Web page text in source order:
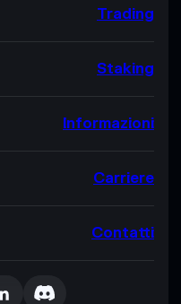
Trading
Staking
Informazioni
Carriere
Contatti